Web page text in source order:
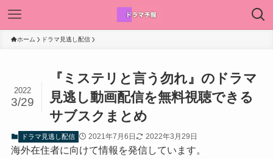
ホーム ドラマ見逃し配信
『ミステリと言う勿れ』のドラマ
見逃し動画配信を無料視聴できる
サブスクまとめ
2022
3/29
ドラマ見逃し配信 2021年7月6日 2022年3月29日
海外在住者に向けて情報を発信しています。